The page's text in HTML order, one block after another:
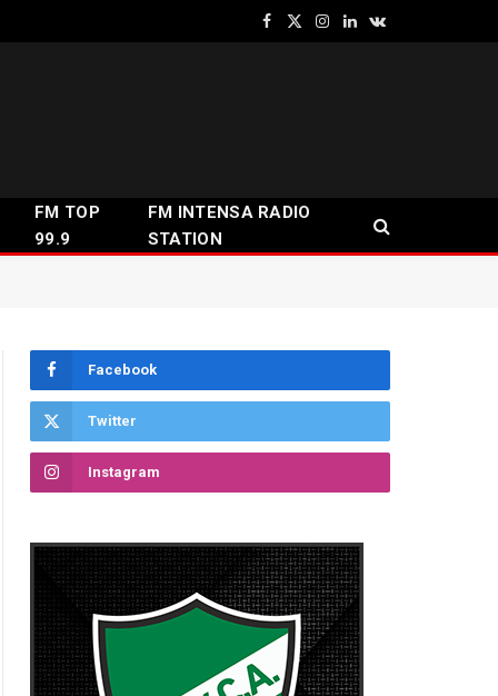
Facebook
X
Instagram
LinkedInVKontakte
FM TOP
99.9
FM INTENSA RADIO
STATION
Facebook
Twitter
Instagram